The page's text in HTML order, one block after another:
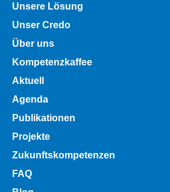
Unsere Lösung
Unser Credo
Über uns
Kompetenzkaffee
Aktuell
Agenda
Publikationen
Projekte
Zukunftskompetenzen
FAQ